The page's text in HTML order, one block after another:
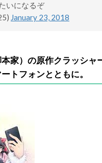
いになるぞ
January 23, 2018
家） の原作クラッシ
トフォンとともに。